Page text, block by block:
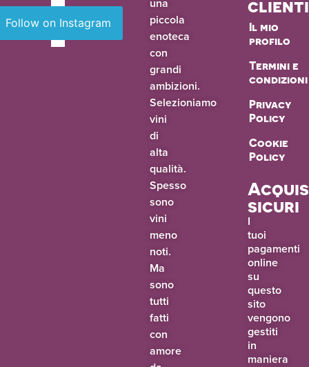
piccola
enoteca
con
grandi
ambizioni.
Selezioniamo
vini
di
alta
qualità.
Spesso
sono
vini
meno
noti.
Ma
sono
tutti
fatti
con
amore
clienti
Il mio
profilo
Termini e
condizioni
Privacy
Policy
Cookie
Policy
sicuri
I
tuoi
pagamenti
online
su
questo
sito
vengono
gestiti
in
maniera
Follow on Instagram